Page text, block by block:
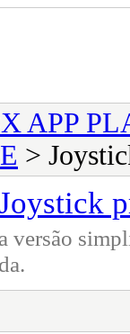
APP
>
versão